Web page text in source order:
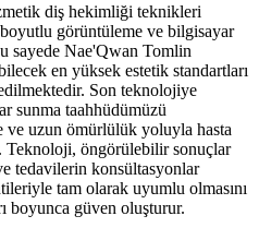
diş hekimliği teknikleri
boyutlu görüntüleme ve bilgisayar
sayede Nae'Qwan Tomlin
en yüksek estetik standartları
Son teknolojiye
sunma taahhüdümüzü
ve uzun ömürlülük yoluyla hasta
Teknoloji, öngörülebilir sonuçlar
tedavilerin konsültasyonlar
tam olarak uyumlu olmasını
boyunca güven oluşturur.